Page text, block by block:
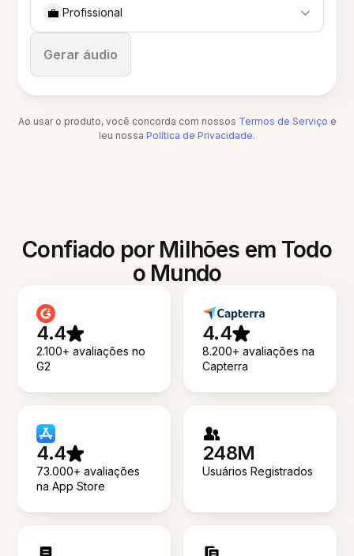
💼 Profissional
Gerar áudio
Parar
Ao usar o produto, você concorda com nossos Termos de Serviço e
leu nossa Política de Privacidade.
Confiado por Milhões em Todo
o Mundo
4.4
2.100+ avaliações no
G2
4.4
8.200+ avaliações na
Capterra
4.4
73.000+ avaliações
na App Store
248M
Usuários Registrados